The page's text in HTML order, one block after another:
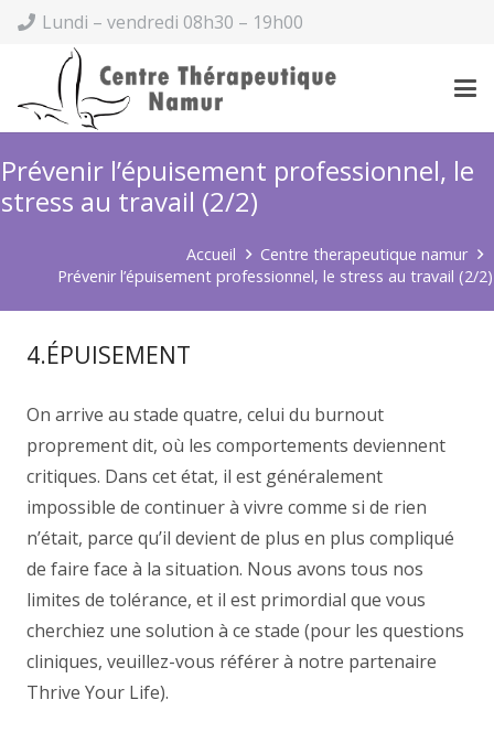
Lundi – vendredi 08h30 – 19h00
Prévenir l’épuisement professionnel, le
stress au travail (2/2)
Accueil
Centre therapeutique namur
Prévenir l’épuisement professionnel, le stress au travail (2/2)
4.ÉPUISEMENT
On arrive au stade quatre, celui du burnout
proprement dit, où les comportements deviennent
critiques. Dans cet état, il est généralement
impossible de continuer à vivre comme si de rien
n’était, parce qu’il devient de plus en plus compliqué
de faire face à la situation. Nous avons tous nos
limites de tolérance, et il est primordial que vous
cherchiez une solution à ce stade (pour les questions
cliniques, veuillez-vous référer à notre partenaire
Thrive Your Life).